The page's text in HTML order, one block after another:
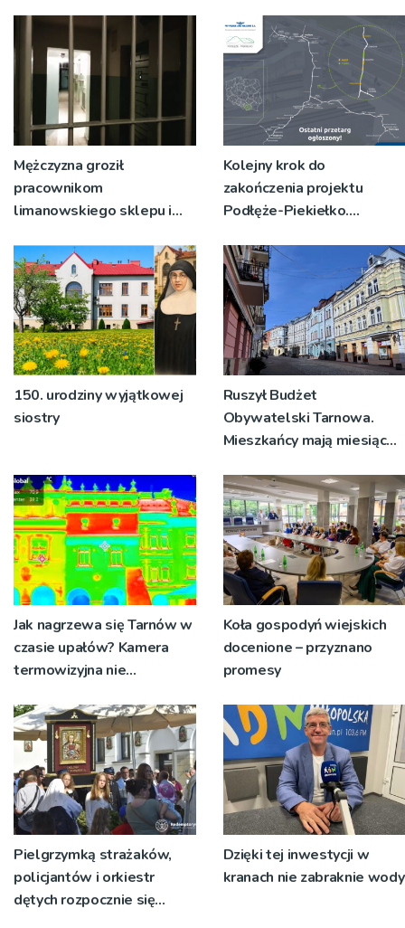
Mężczyzna groził
pracownikom
limanowskiego sklepu i
przyjechali z interwencją
Kolejny krok do
zakończenia projektu
Podłęże-Piekiełko.
przetarg
150. urodziny wyjątkowej
siostry
Ruszył Budżet
Obywatelski Tarnowa.
Mieszkańcy mają miesiąc
pomysłów
Jak nagrzewa się Tarnów w
czasie upałów? Kamera
termowizyjna nie
Koła gospodyń wiejskich
docenione – przyznano
promesy
Pielgrzymką strażaków,
policjantów i orkiestr
dętych rozpocznie się
Dzięki tej inwestycji w
kranach nie zabraknie wody